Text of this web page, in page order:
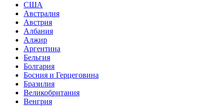
США
Австралия
Австрия
Албания
Алжир
Аргентина
Бельгия
Болгария
Босния и Герцеговина
Бразилия
Великобритания
Венгрия